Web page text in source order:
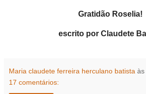
Gratidão Roselia!
escrito por Claudete
Maria claudete ferreira herculano batista às
17 comentários: